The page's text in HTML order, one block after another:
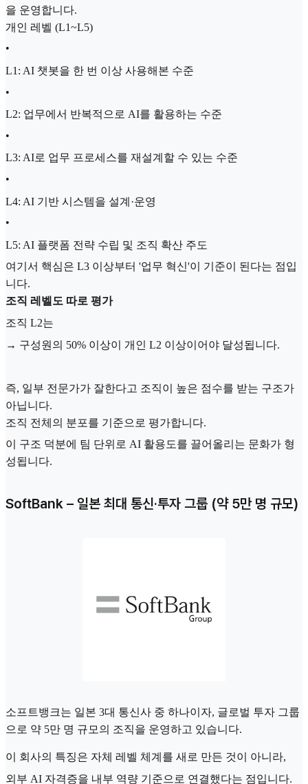
을 운영합니다.
개인 레벨 (L1~L5)
•
L1: AI 챗봇을 한 번 이상 사용해본 수준
•
L2: 업무에서 반복적으로 AI를 활용하는 수준
•
L3: AI로 업무 프로세스를 재설계할 수 있는 수준
•
L4: AI 기반 시스템을 설계·운영
•
L5: AI 플랫폼 전략 수립 및 조직 확산 주도
여기서 핵심은 L3 이상부터 '업무 혁신'이 기준이 된다는 점입
니다.
조직 레벨도 따로 평가
조직 L2는
→ 구성원의 50% 이상이 개인 L2 이상이어야 달성됩니다.
즉, 일부 전문가가 잘한다고 조직이 높은 점수를 받는 구조가
아닙니다.
조직 전체의 분포를 기준으로 평가합니다.
이 구조 덕분에 팀 단위로 AI 활용도를 끌어올리는 문화가 형
성됩니다.
SoftBank – 일본 최대 통신·투자 그룹 (약 5만 명 규모)
소프트뱅크는 일본 3대 통신사 중 하나이자, 글로벌 투자 그룹
으로 약 5만 명 규모의 조직을 운영하고 있습니다.
이 회사의 특징은 자체 레벨 체계를 새로 만든 것이 아니라,
외부 AI 자격증을 내부 역량 기준으로 연결했다는 점입니다.